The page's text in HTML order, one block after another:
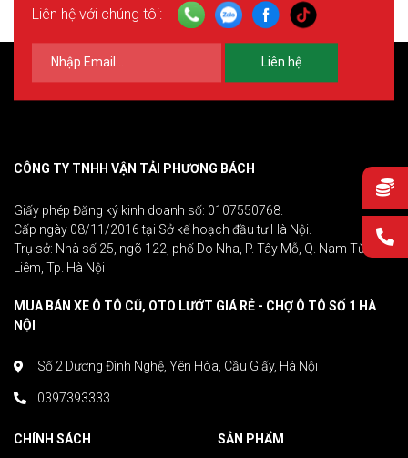
Liên hệ với chúng tôi:
Liên hệ
CÔNG TY TNHH VẬN TẢI PHƯƠNG BÁCH
Giấy phép Đăng ký kinh doanh số: 0107550768.
Cấp ngày 08/11/2016 tại Sở kế hoạch đầu tư Hà Nội.
Trụ sở: Nhà số 25, ngõ 122, phố Do Nha, P. Tây Mỗ, Q. Nam Từ
Liêm, Tp. Hà Nội
MUA BÁN XE Ô TÔ CŨ, OTO LƯỚT GIÁ RẺ - CHỢ Ô TÔ SỐ 1 HÀ
NỘI
Số 2 Dương Đình Nghệ, Yên Hòa, Cầu Giấy, Hà Nội
0397393333
CHÍNH SÁCH SẢN PHẨM